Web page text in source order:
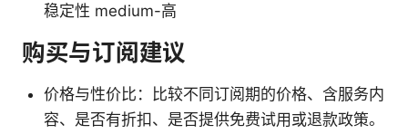
稳定性 medium-高
购买与订阅建议
价格与性价比：比较不同订阅期的价格、含服务内
容、是否有折扣、是否提供免费试用或退款政策。